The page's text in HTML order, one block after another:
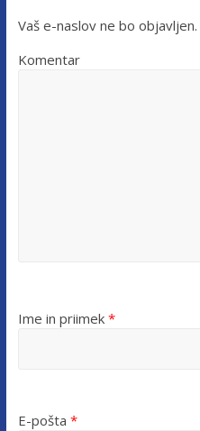
Vaš e-naslov ne bo objavljen.
Komentar
Ime in priimek *
E-pošta *